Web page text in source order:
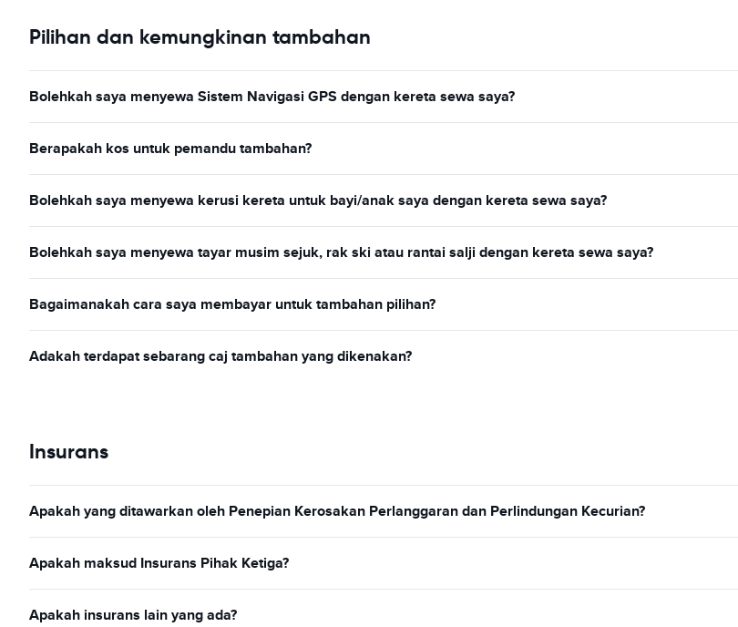
Pilihan dan kemungkinan tambahan
Bolehkah saya menyewa Sistem Navigasi GPS dengan kereta sewa saya?
Berapakah kos untuk pemandu tambahan?
Bolehkah saya menyewa kerusi kereta untuk bayi/anak saya dengan kereta sewa saya?
Bolehkah saya menyewa tayar musim sejuk, rak ski atau rantai salji dengan kereta sewa saya?
Bagaimanakah cara saya membayar untuk tambahan pilihan?
Adakah terdapat sebarang caj tambahan yang dikenakan?
Insurans
Apakah yang ditawarkan oleh Penepian Kerosakan Perlanggaran dan Perlindungan Kecurian?
Apakah maksud Insurans Pihak Ketiga?
Apakah insurans lain yang ada?